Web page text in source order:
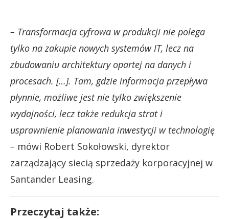
– Transformacja cyfrowa w produkcji nie polega
tylko na zakupie nowych systemów IT, lecz na
zbudowaniu architektury opartej na danych i
procesach. […]. Tam, gdzie informacja przepływa
płynnie, możliwe jest nie tylko zwiększenie
wydajności, lecz także redukcja strat i
usprawnienie planowania inwestycji w technologię
– mówi Robert Sokołowski, dyrektor
zarządzający siecią sprzedaży korporacyjnej w
Santander Leasing.
Przeczytaj także: